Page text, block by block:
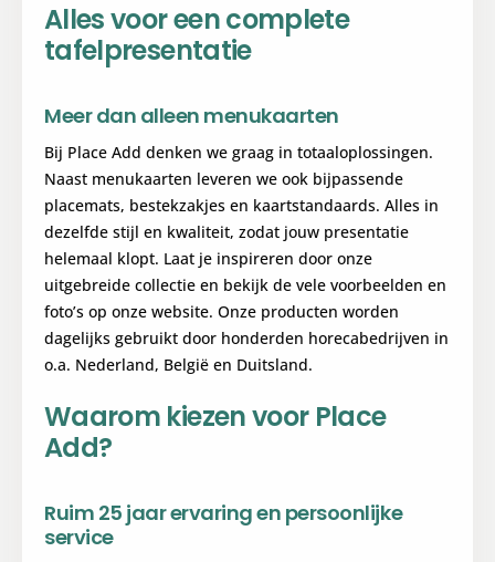
Alles voor een complete
tafelpresentatie
Meer dan alleen menukaarten
Bij Place Add denken we graag in totaaloplossingen.
Naast menukaarten leveren we ook bijpassende
placemats, bestekzakjes en kaartstandaards. Alles in
dezelfde stijl en kwaliteit, zodat jouw presentatie
helemaal klopt. Laat je inspireren door onze
uitgebreide collectie en bekijk de vele voorbeelden en
foto’s op onze website. Onze producten worden
dagelijks gebruikt door honderden horecabedrijven in
o.a. Nederland, België en Duitsland.
Waarom kiezen voor Place
Add?
Ruim 25 jaar ervaring en persoonlijke
service